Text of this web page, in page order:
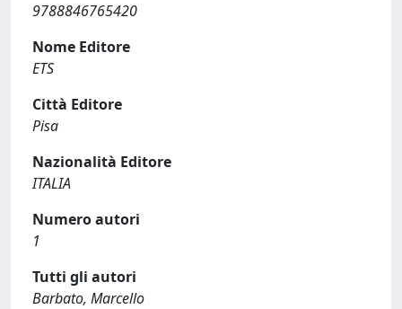
9788846765420
Nome Editore
ETS
Città Editore
Pisa
Nazionalità Editore
ITALIA
Numero autori
1
Tutti gli autori
Barbato, Marcello